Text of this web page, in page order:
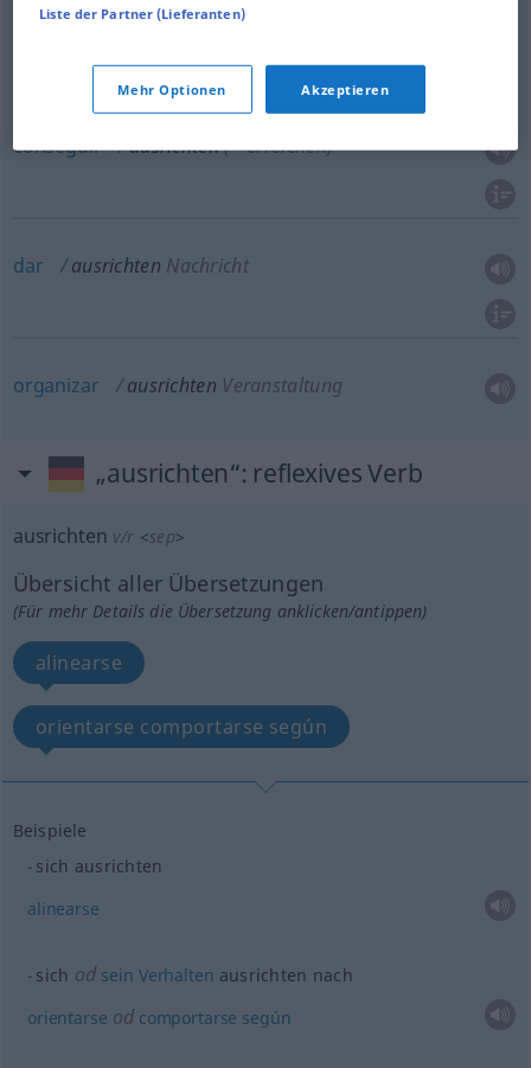
adaptar (a) ausrichten nach, auf
anpassen) FIG
conseguir ausrichten(≈ erreichen)
dar ausrichten Nachricht
organizar ausrichten Veranstaltung
„ausrichten“: reflexives Verb
ausrichten v/r <sep>
Übersicht aller Übersetzungen
(Für mehr Details die Übersetzung anklicken/antippen)
alinearse
orientarse comportarse según
Beispiele
sich ausrichten
alinearse
sich od sein Verhalten ausrichten nach
orientarse odcomportarse según
Liste der Partner (Lieferanten)
Mehr Optionen Akzeptieren